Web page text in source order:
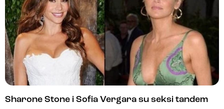
Sharone Stone i Sofia Vergara su seksi tandem